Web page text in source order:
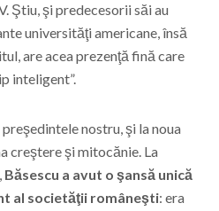
Ştiu, şi predecesorii săi au
universităţi americane, însă
are acea prezenţă fină care
inteligent”.
nostru, şi la noua
creştere şi mitocănie. La
Băsescu a avut o şansă unică
al societăţii româneşti: era